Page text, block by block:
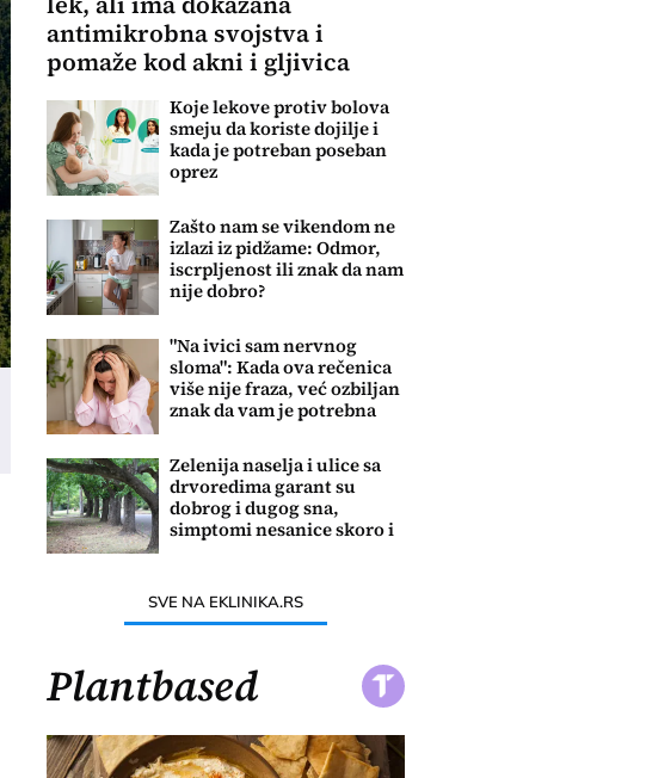
antimikrobna svojstva i
pomaže kod akni i gljivica
Koje lekove protiv bolova
smeju da koriste dojilje i
kada je potreban poseban
oprez
Zašto nam se vikendom ne
izlazi iz pidžame: Odmor,
iscrpljenost ili znak da nam
nije dobro?
"Na ivici sam nervnog
sloma": Kada ova rečenica
više nije fraza, već ozbiljan
znak da vam je potrebna
Zelenija naselja i ulice sa
drvoredima garant su
dobrog i dugog sna,
simptomi nesanice skoro i
SVE NA EKLINIKA.RS
Plantbased